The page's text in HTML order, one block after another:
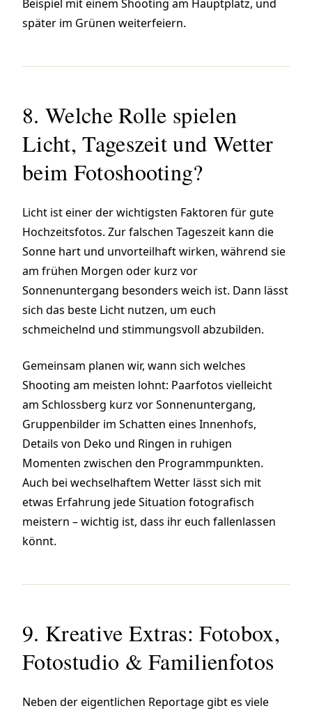
Beispiel mit einem Shooting am Hauptplatz, und
später im Grünen weiterfeiern.
8. Welche Rolle spielen
Licht, Tageszeit und Wetter
beim Fotoshooting?
Licht ist einer der wichtigsten Faktoren für gute
Hochzeitsfotos. Zur falschen Tageszeit kann die
Sonne hart und unvorteilhaft wirken, während sie
am frühen Morgen oder kurz vor
Sonnenuntergang besonders weich ist. Dann lässt
sich das beste Licht nutzen, um euch
schmeichelnd und stimmungsvoll abzubilden.
Gemeinsam planen wir, wann sich welches
Shooting am meisten lohnt: Paarfotos vielleicht
am Schlossberg kurz vor Sonnenuntergang,
Gruppenbilder im Schatten eines Innenhofs,
Details von Deko und Ringen in ruhigen
Momenten zwischen den Programmpunkten.
Auch bei wechselhaftem Wetter lässt sich mit
etwas Erfahrung jede Situation fotografisch
meistern – wichtig ist, dass ihr euch fallenlassen
könnt.
9. Kreative Extras: Fotobox,
Fotostudio & Familienfotos
Neben der eigentlichen Reportage gibt es viele